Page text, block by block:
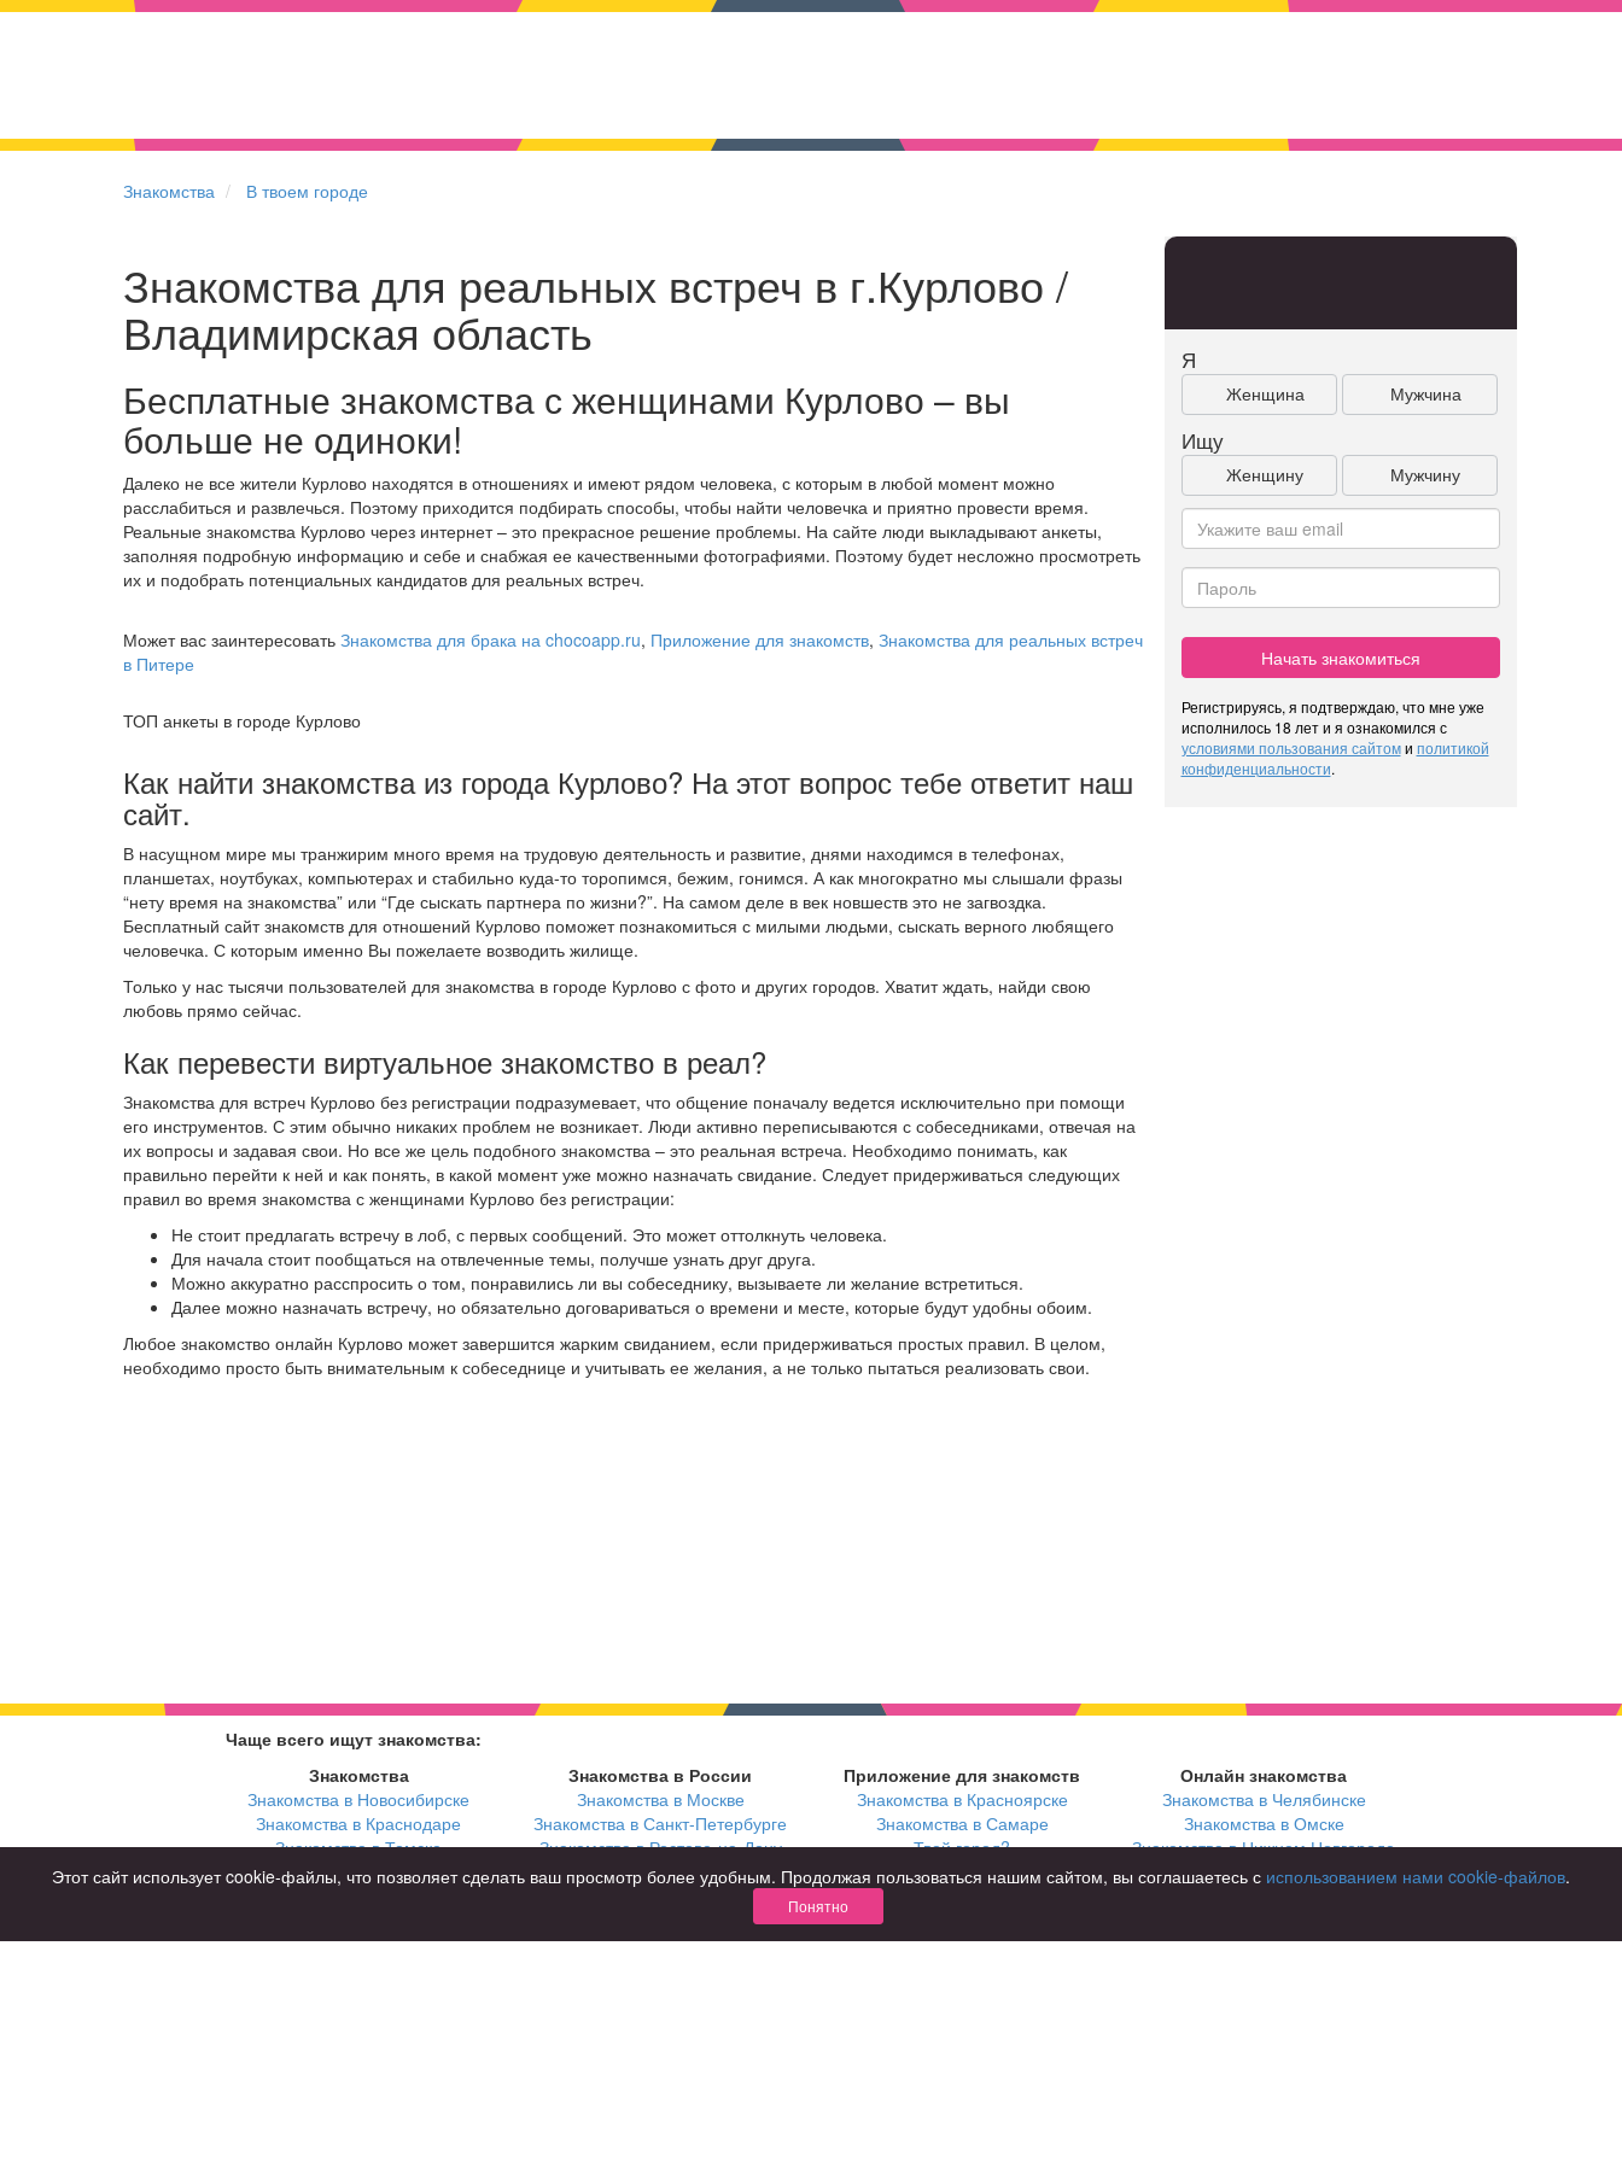
Знакомства В твоем городе
Знакомства для реальных встреч в г.Курлово /
Владимирская область
Бесплатные знакомства с женщинами Курлово – вы
больше не одиноки!
Далеко не все жители Курлово находятся в отношениях и имеют рядом человека, с которым в любой момент можно
расслабиться и развлечься. Поэтому приходится подбирать способы, чтобы найти человечка и приятно провести время.
Реальные знакомства Курлово через интернет – это прекрасное решение проблемы. На сайте люди выкладывают анкеты,
заполняя подробную информацию и себе и снабжая ее качественными фотографиями. Поэтому будет несложно просмотреть
их и подобрать потенциальных кандидатов для реальных встреч.
Может вас заинтересовать Знакомства для брака на chocoapp.ru, Приложение для знакомств, Знакомства для реальных встреч
в Питере
ТОП анкеты в городе Курлово
Как найти знакомства из города Курлово? На этот вопрос тебе ответит наш
сайт.
В насущном мире мы транжирим много время на трудовую деятельность и развитие, днями находимся в телефонах,
планшетах, ноутбуках, компьютерах и стабильно куда-то торопимся, бежим, гонимся. А как многократно мы слышали фразы
“нету время на знакомства” или “Где сыскать партнера по жизни?”. На самом деле в век новшеств это не загвоздка.
Бесплатный сайт знакомств для отношений Курлово поможет познакомиться с милыми людьми, сыскать верного любящего
человечка. С которым именно Вы пожелаете возводить жилище.
Только у нас тысячи пользователей для знакомства в городе Курлово с фото и других городов. Хватит ждать, найди свою
любовь прямо сейчас.
Как перевести виртуальное знакомство в реал?
Знакомства для встреч Курлово без регистрации подразумевает, что общение поначалу ведется исключительно при помощи
его инструментов. С этим обычно никаких проблем не возникает. Люди активно переписываются с собеседниками, отвечая на
их вопросы и задавая свои. Но все же цель подобного знакомства – это реальная встреча. Необходимо понимать, как
правильно перейти к ней и как понять, в какой момент уже можно назначать свидание. Следует придерживаться следующих
правил во время знакомства с женщинами Курлово без регистрации:
Не стоит предлагать встречу в лоб, с первых сообщений. Это может оттолкнуть человека.
Для начала стоит пообщаться на отвлеченные темы, получше узнать друг друга.
Можно аккуратно расспросить о том, понравились ли вы собеседнику, вызываете ли желание встретиться.
Далее можно назначать встречу, но обязательно договариваться о времени и месте, которые будут удобны обоим.
Любое знакомство онлайн Курлово может завершится жарким свиданием, если придерживаться простых правил. В целом,
необходимо просто быть внимательным к собеседнице и учитывать ее желания, а не только пытаться реализовать свои.
Я
Женщина Мужчина
Ищу
Женщину Мужчину
Начать знакомиться
Регистрируясь, я подтверждаю, что мне уже
исполнилось 18 лет и я ознакомился с
условиями пользования сайтоми политикой
конфиденциальности.
Чаще всего ищут знакомства:
Знакомства
Знакомства в Новосибирске
Знакомства в Краснодаре
Знакомства в Томске
Знакомства в Екатеринбурге
Знакомства в России
Знакомства в Москве
Знакомства в Санкт-Петербурге
Знакомства в Ростове-на-Дону
Приложение для знакомств
Знакомства в Красноярске
Знакомства в Самаре
Твой город?
Онлайн знакомства
Знакомства в Челябинске
Знакомства в Омске
Знакомства в Нижнем Новгороде
Этот сайт использует cookie-файлы, что позволяет сделать ваш просмотр более удобным. Продолжая пользоваться нашим сайтом, вы соглашаетесь с использованием нами cookie-файлов.
Понятно